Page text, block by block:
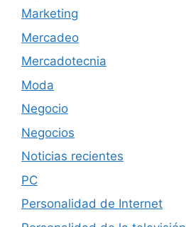
Marketing
Mercadeo
Mercadotecnia
Moda
Negocio
Negocios
Noticias recientes
PC
Personalidad de Internet